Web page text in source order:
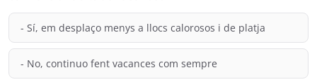
- Sí, em desplaço menys a llocs calorosos i de platja
- No, continuo fent vacances com sempre